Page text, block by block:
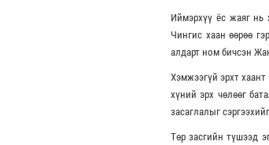
Иймэрхүү ёс жаяг нь
Чингис хаан өөрөө
алдарт ном бичсэн
Хэмжээгүй эрхт
хүний эрх чөлөөг
засаглалыг
Төр засгийн түшээд